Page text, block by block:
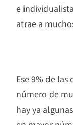
e
atrae a
Ese 9% de
número de
hay ya